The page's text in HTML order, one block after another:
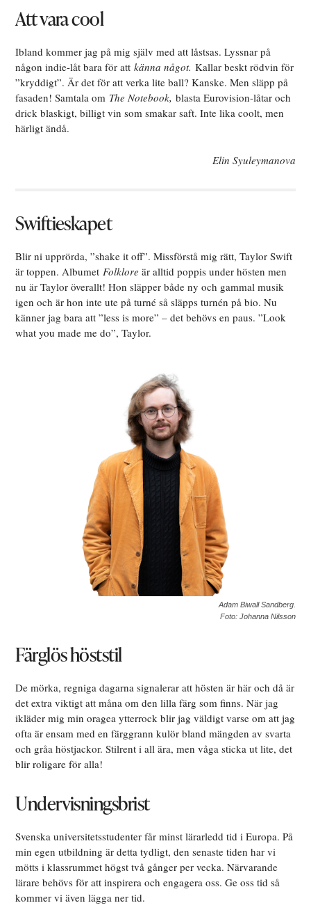
Att vara cool
Ibland kommer jag på mig själv med att låstsas. Lyssnar på
någon indie-låt bara för attkänna något.Kallar beskt rödvin för
”kryddigt”. Är det för att verka lite ball? Kanske. Men släpp på
fasaden! Samtala om The Notebook,blasta Eurovision-låtar och
drick blaskigt, billigt vin som smakar saft. Inte lika coolt, men
härligt ändå.
Elin Syuleymanova
Swiftieskapet
Blir ni upprörda, ”shake it off”. Missförstå mig rätt, Taylor Swift
är toppen. Albumet Folklore är alltid poppis under hösten men
nu är Taylor överallt! Hon släpper både ny och gammal musik
igen och är hon inte ute på turné så släpps turnén på bio. Nu
känner jag bara att ”less is more” – det behövs en paus. ”Look
what you made me do”, Taylor.
Adam Biwall Sandberg.
Foto: Johanna Nilsson
Färglös höststil
De mörka, regniga dagarna signalerar att hösten är här och då är
det extra viktigt att måna om den lilla färg som finns. När jag
ikläder mig min oragea ytterrock blir jag väldigt varse om att jag
ofta är ensam med en färggrann kulör bland mängden av svarta
och gråa höstjackor. Stilrent i all ära, men våga sticka ut lite, det
blir roligare för alla!
Undervisningsbrist
Svenska universitetsstudenter får minst lärarledd tid i Europa. På
min egen utbildning är detta tydligt, den senaste tiden har vi
mötts i klassrummet högst två gånger per vecka. Närvarande
lärare behövs för att inspirera och engagera oss. Ge oss tid så
kommer vi även lägga ner tid.